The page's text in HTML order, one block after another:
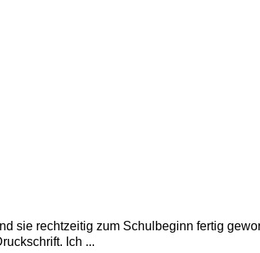
sie rechtzeitig zum Schulbeginn fertig
Ich ...